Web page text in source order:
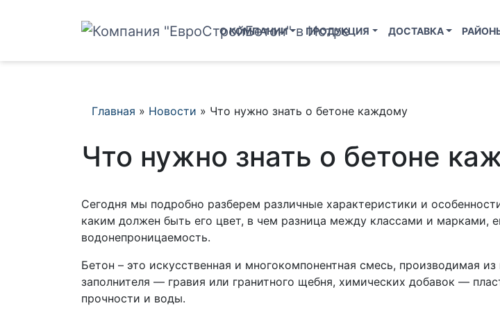
О КОМПАНИИ ПРОДУКЦИЯ ДОСТАВКА
Главная » Новости » Что нужно знать о бетоне каждому
Что нужно знать о бетоне
Сегодня мы подробно разберем различные характеристики и
каким должен быть его цвет, в чем разница между классами и марками,
водонепроницаемость.
Бетон – это искусственная и многокомпонентная смесь, производимая
заполнителя — гравия или гранитного щебня, химических добавок —
прочности и воды.